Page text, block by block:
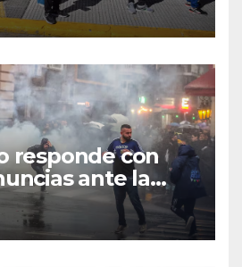
responde con
ante la